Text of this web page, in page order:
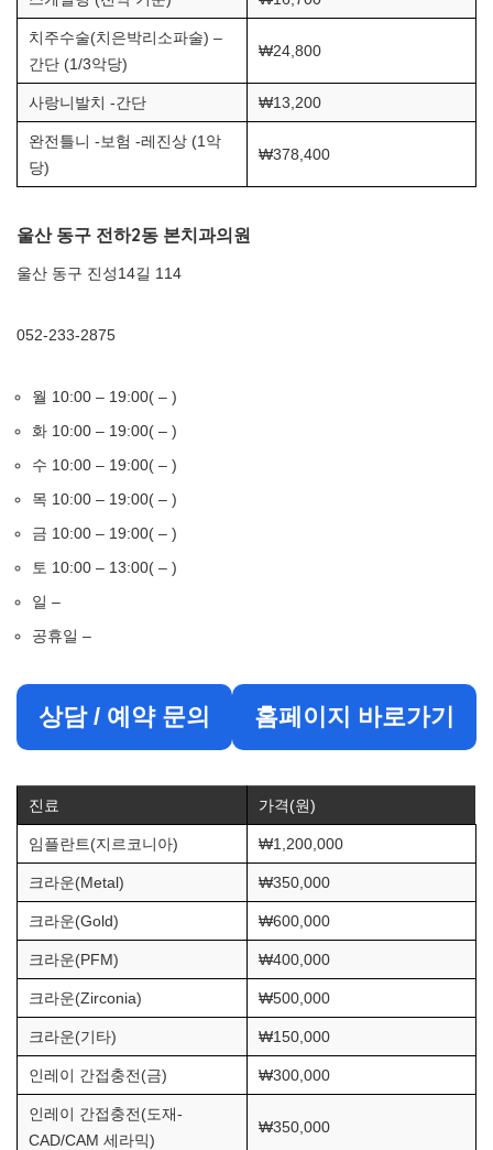
치주수술(치은박리소파술) –
간단 (1/3악당)
₩24,800
사랑니발치 -간단 ₩13,200
완전틀니 -보험 -레진상 (1악
당)
₩378,400
울산 동구 전하2동 본치과의원
울산 동구 진성14길 114
052-233-2875
월 10:00 – 19:00( – )
화 10:00 – 19:00( – )
수 10:00 – 19:00( – )
목 10:00 – 19:00( – )
금 10:00 – 19:00( – )
토 10:00 – 13:00( – )
일 –
공휴일 –
상담 / 예약 문의 홈페이지 바로가기
진료 가격(원)
임플란트(지르코니아) ₩1,200,000
크라운(Metal) ₩350,000
크라운(Gold) ₩600,000
크라운(PFM) ₩400,000
크라운(Zirconia) ₩500,000
크라운(기타) ₩150,000
인레이 간접충전(금) ₩300,000
인레이 간접충전(도재-
CAD/CAM 세라믹)
₩350,000